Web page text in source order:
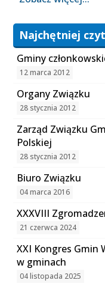
Najchętniej
Gminy
12 marca 2012
Organy Związku
28 stycznia 2012
Zarząd Związku
Polskiej
28 stycznia 2012
Biuro Związku
04 marca 2016
XXXVIII
21 czerwca 2024
XXI Kongres Gmin
w gminach
04 listopada 2025